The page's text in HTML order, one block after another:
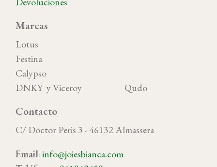
Marcas
Lotus
Festina
Calypso
DNKY y Viceroy Qudo
Contacto
C/ Doctor Peris 3 - 46132 Almassera
Email:info@joiesbianca.com